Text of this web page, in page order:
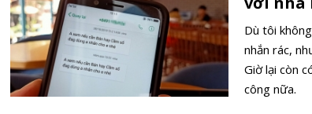
Dù tôi
nhắn rác,
Giờ lại còn
công nữa.